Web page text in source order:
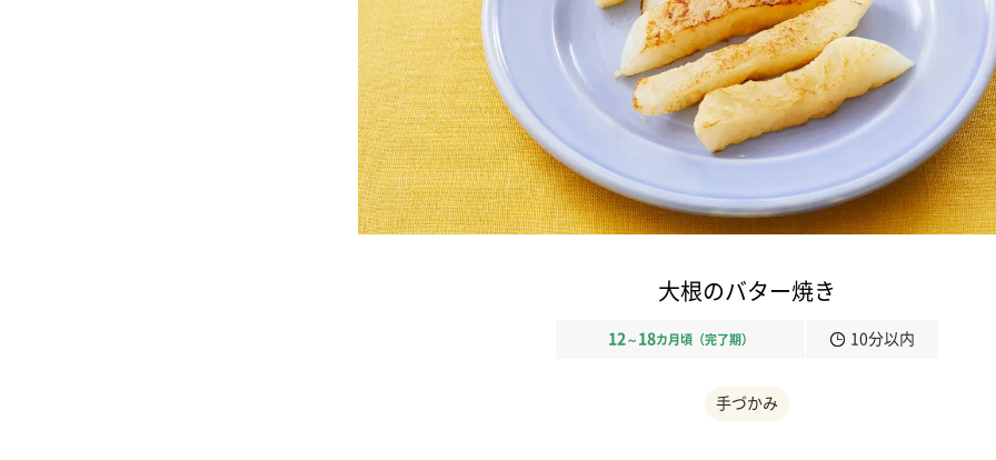
大根のバター焼き
12 ～ 18カ月頃（完了期） 10分以内
手づかみ